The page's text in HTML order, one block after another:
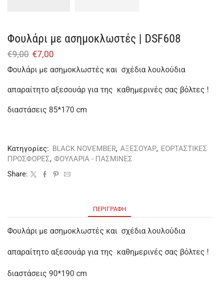
Φουλάρι με ασημοκλωστές | DSF608
€9,00 €7,00
Φουλάρι με ασημοκλωστές και σχέδια λουλούδια
απαραίτητο αξεσουάρ για της καθημερινές σας βόλτες !
διαστάσεις 85*170 cm
Κατηγορίες: BLACK NOVEMBER, ΑΞΕΣΟΥΑΡ, ΕΟΡΤΑΣΤΙΚΕΣ
ΠΡΟΣΦΟΡΕΣ, ΦΟΥΛΑΡΙΑ - ΠΑΣΜΙΝΕΣ
Share:
ΠΕΡΙΓΡΑΦΉ
Φουλάρι με ασημοκλωστές και σχέδια λουλούδια
απαραίτητο αξεσουάρ για της καθημερινές σας βόλτες !
διαστάσεις 90*190 cm